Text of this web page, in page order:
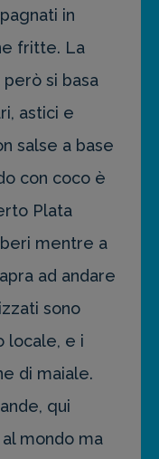
in
fritte. La
si basa
astici e
salse a base
con coco è
Plata
mentre a
ad andare
sono
locale, e i
di maiale.
qui
mondo ma